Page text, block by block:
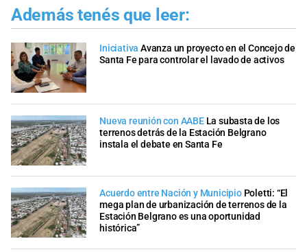
Además tenés que leer:
Iniciativa Avanza un proyecto en el Concejo de
Santa Fe para controlar el lavado de activos
Nueva reunión con AABE La subasta de los
terrenos detrás de la Estación Belgrano
instala el debate en Santa Fe
Acuerdo entre Nación y Municipio Poletti: “El
mega plan de urbanización de terrenos de la
Estación Belgrano es una oportunidad
histórica”